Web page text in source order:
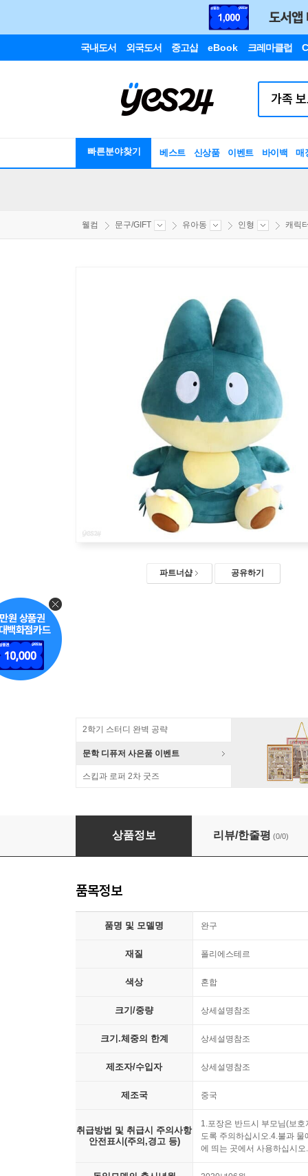
국내도서 외국도서 중고샵 eBook 크레마클럽
빠른분야찾기 베스트 신상품 이벤트 바이백 매
웰컴 문구/GIFT 유아동 인형 캐릭
파트너샵 공유하기
2학기 스터디 완벽 공략
문학 디퓨저 사은품 이벤트
스킵과 로퍼 2차 굿즈
포켓몬스터 먹고자 봉제 인형 45cm
상품정보 리뷰/한줄평 (0/0)
품목정보
품명 및 모델명 완구
재질 폴리에스테르
색상 혼합
크기/중량 상세설명참조
크기.체중의 한계 상세설명참조
제조자/수입자 상세설명참조
제조국 중국
취급방법 및 취급시 주의사항
안전표시(주의,경고 등)
1.포장은 반드시 부모님(보
도록 주의하십시오.4.불과
에 띄는 곳에서 사용하십시